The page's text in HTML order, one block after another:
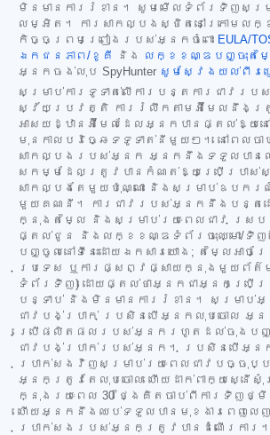
មិនមានការរំខាន។ សូមមើលទំព័រទិញសម្រ
លម្អិត។ ការសាកល្បងស្ថិតនៅក្រោមលក្ខ
កិច្ចព្រមព្រៀងរបស់អ្នកចំពោះ EULA/
ឯកជនភាព/ខូគី
និង លក្ខខណ្ឌបញ្ចុះតម្
អ្នកចង់លុប SpyHunter សូមស្វែងយល់ពីរប
សម្រាប់ការទូទាត់លើការបន្តការជាវរប
ស្វ័យប្រវត្តិ ការរំលឹកតាមអ៊ីមែលនឹងត្រូវ
អាសយដ្ឋានអ៊ីមែលដែលអ្នកបានផ្តល់ឱ្យនៅ
មុនកាលបរិច្ឆេទទូទាត់នីមួយៗ។ នៅពេលចា
សាកល្បងរបស់អ្នក អ្នកនឹងទទួលបានល
សកម្មដែលត្រូវបានកំណត់ឱ្យប្រើប្រាស់ស
សាកល្បងតែមួយប៉ុណ្ណោះ និងសម្រាប់ឧបករ
មួយគណនី។ ការជាវរបស់អ្នកនឹងបន្ត
ក្នុងតម្លៃ និងសម្រាប់រយៈពេលជាវ ស្របត
ផ្តល់ជូន និងលក្ខខណ្ឌទំព័រចុះឈ្មោះ/ទិញ
បញ្ចូលនៅទីនេះដោយឯកសារយោង; តម្លៃអាច
ប្រទេស ឬការផ្សព្វផ្សាយក្នុងមួយព័ត៌
ទំព័រទិញ) ដោយផ្តល់ថាអ្នកជាអ្នកប្រើប្
បន្ទាប់ និងមិនមានការរំខាន។ សម្រាប់អ្
ជាវបង់ប្រាក់ ប្រសិនបើអ្នកលុបចោល
ប្រើផលិតផលរបស់អ្នករហូតដល់ចុងបញ្ច
ជាវបង់ប្រាក់របស់អ្នក។ ប្រសិនបើអ្ន
ប្រាក់សងវិញសម្រាប់រយៈពេលជាវបច្ចុ
អ្នកត្រូវតែលុបចោល ហើយដាក់ពាក្យស្នើ
ក្នុងរយៈពេល 30 ថ្ងៃគិតចាប់ពីការទិញ
ហើយអ្នកនឹងឈប់ទទួលបានមុខងារពេញលេញ
ប្រាក់សងរបស់អ្នកត្រូវបានដំណើរការ។